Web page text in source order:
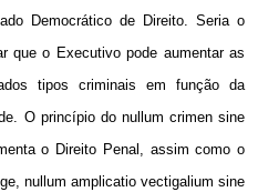
Democrático de Direito. Seria o
que o Executivo pode aumentar as
tipos criminais em função da
O princípio do nullum crimen sine
o Direito Penal, assim como o
nullum amplicatio vectigalium sine